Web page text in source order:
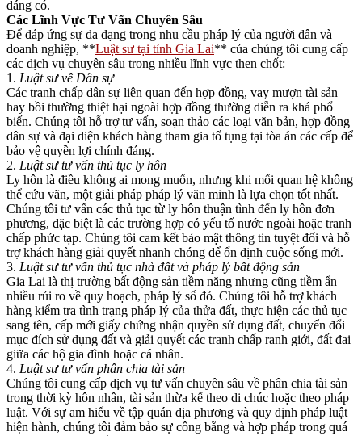
đáng có.
Các Lĩnh Vực Tư Vấn Chuyên Sâu
Để đáp ứng sự đa dạng trong nhu cầu pháp lý của người dân và
doanh nghiệp, **Luật sư tại tỉnh Gia Lai** của chúng tôi cung cấp
các dịch vụ chuyên sâu trong nhiều lĩnh vực then chốt:
1. Luật sư về Dân sự
Các tranh chấp dân sự liên quan đến hợp đồng, vay mượn tài sản
hay bồi thường thiệt hại ngoài hợp đồng thường diễn ra khá phổ
biến. Chúng tôi hỗ trợ tư vấn, soạn thảo các loại văn bản, hợp đồng
dân sự và đại diện khách hàng tham gia tố tụng tại tòa án các cấp để
bảo vệ quyền lợi chính đáng.
2. Luật sư tư vấn thủ tục ly hôn
Ly hôn là điều không ai mong muốn, nhưng khi mối quan hệ không
thể cứu vãn, một giải pháp pháp lý văn minh là lựa chọn tốt nhất.
Chúng tôi tư vấn các thủ tục từ ly hôn thuận tình đến ly hôn đơn
phương, đặc biệt là các trường hợp có yếu tố nước ngoài hoặc tranh
chấp phức tạp. Chúng tôi cam kết bảo mật thông tin tuyệt đối và hỗ
trợ khách hàng giải quyết nhanh chóng để ổn định cuộc sống mới.
3. Luật sư tư vấn thủ tục nhà đất và pháp lý bất động sản
Gia Lai là thị trường bất động sản tiềm năng nhưng cũng tiềm ẩn
nhiều rủi ro về quy hoạch, pháp lý sổ đỏ. Chúng tôi hỗ trợ khách
hàng kiểm tra tình trạng pháp lý của thửa đất, thực hiện các thủ tục
sang tên, cấp mới giấy chứng nhận quyền sử dụng đất, chuyển đổi
mục đích sử dụng đất và giải quyết các tranh chấp ranh giới, đất đai
giữa các hộ gia đình hoặc cá nhân.
4. Luật sư tư vấn phân chia tài sản
Chúng tôi cung cấp dịch vụ tư vấn chuyên sâu về phân chia tài sản
trong thời kỳ hôn nhân, tài sản thừa kế theo di chúc hoặc theo pháp
luật. Với sự am hiểu về tập quán địa phương và quy định pháp luật
hiện hành, chúng tôi đảm bảo sự công bằng và hợp pháp trong quá